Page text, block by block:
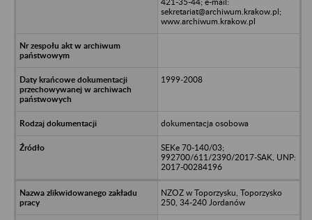
sekretariat@archiwum.krakow.pl;
www.archiwum.krakow.pl
1999-2008
dokumentacja osobowa
SEKe 70-140/03;
992700/611/2390/2017-SAK, UNP:
2017-00284196
NZOZ w Toporzysku, Toporzysko
250, 34-240 Jordanów